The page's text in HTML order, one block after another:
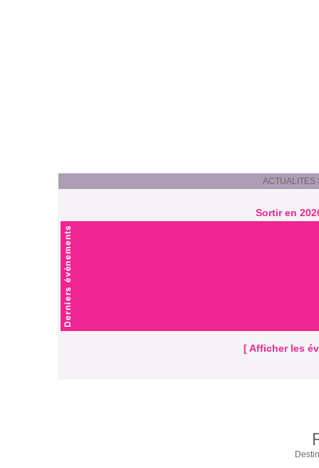
ACTUALITES
Sortir en
[ Afficher les